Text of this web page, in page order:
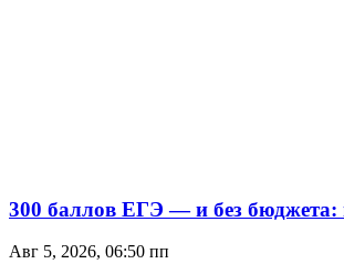
300 баллов ЕГЭ — и без бюджета:
Авг 5, 2026, 06:50 пп